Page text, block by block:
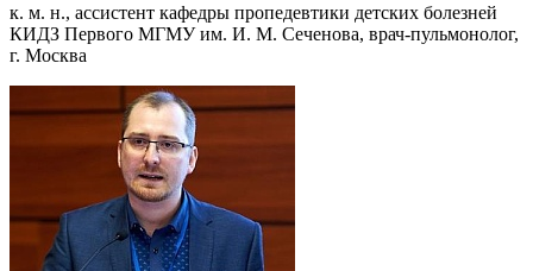
к. м. н., ассистент кафедры пропедевтики детских болезней
КИДЗ Первого МГМУ им. И. М. Сеченова, врач-пульмонолог,
г. Москва